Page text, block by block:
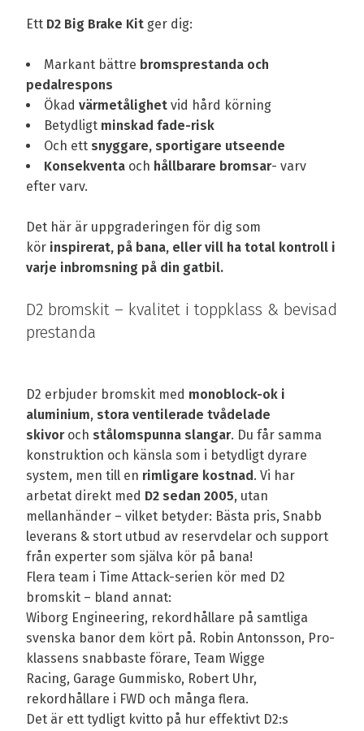
Ett D2 Big Brake Kit ger dig:
Markant bättre bromsprestanda och
pedalrespons
Ökad värmetålighet vid hård körning
Betydligt minskad fade-risk
Och ett snyggare, sportigare utseende
Konsekventa och hållbarare bromsar- varv
efter varv.
Det här är uppgraderingen för dig som
kör inspirerat, på bana, eller vill ha total kontroll i
varje inbromsning på din gatbil.
D2 bromskit – kvalitet i toppklass & bevisad
prestanda
D2 erbjuder bromskit med monoblock-ok i
aluminium, stora ventilerade tvådelade
skivoroch stålomspunna slangar. Du får samma
konstruktion och känsla som i betydligt dyrare
system, men till en rimligare kostnad. Vi har
arbetat direkt med D2 sedan 2005, utan
mellanhänder – vilket betyder: Bästa pris, Snabb
leverans & stort utbud av reservdelar och support
från experter som själva kör på bana!
Flera team i Time Attack-serien kör med D2
bromskit – bland annat:
Wiborg Engineering, rekordhållare på samtliga
svenska banor dem kört på. Robin Antonsson, Pro-
klassens snabbaste förare, Team Wigge
Racing, Garage Gummisko, Robert Uhr,
rekordhållare i FWD och många flera.
Det är ett tydligt kvitto på hur effektivt D2:s